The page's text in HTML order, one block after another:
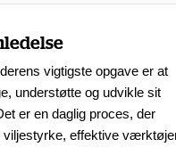
vigtigste opgave er at
understøtte og udvikle sit
er en daglig proces, der
effektive